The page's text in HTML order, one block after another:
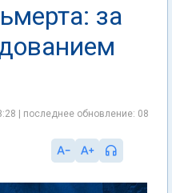
за
| последнее обновление: 08